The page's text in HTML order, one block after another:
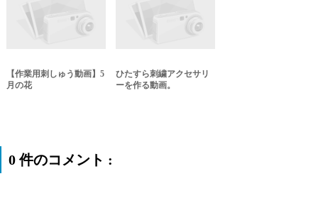
【作業用刺しゅう動画】5
月の花
ひたすら刺繍アクセサリ
ーを作る動画。
0 件のコメント :